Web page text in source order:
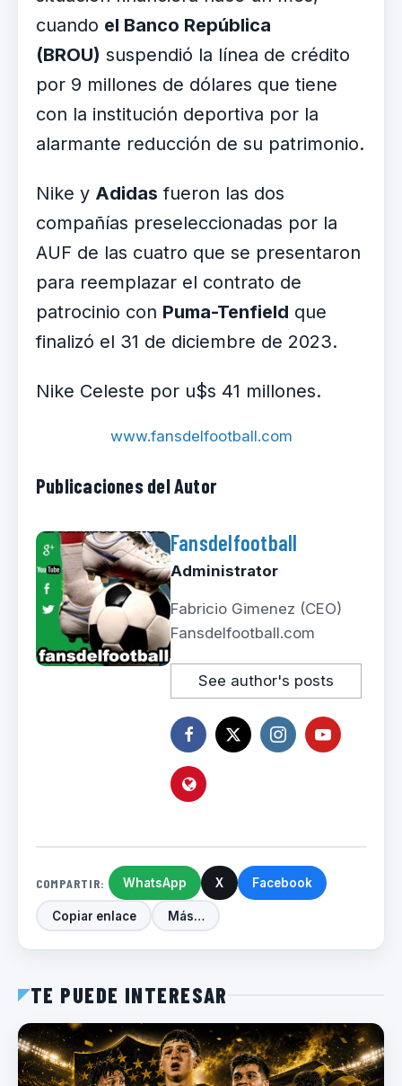
cuando el Banco República
(BROU) suspendió la línea de crédito
por 9 millones de dólares que tiene
con la institución deportiva por la
alarmante reducción de su patrimonio.
Nike y Adidas fueron las dos
compañías preseleccionadas por la
AUF de las cuatro que se presentaron
para reemplazar el contrato de
patrocinio con Puma-Tenfield que
finalizó el 31 de diciembre de 2023.
Nike Celeste por u$s 41 millones.
www.fansdelfootball.com
Publicaciones del Autor
Fansdelfootball
Administrator
Fabricio Gimenez (CEO)
Fansdelfootball.com
See author's posts
COMPARTIR: WhatsApp X Facebook
Copiar enlace Más…
TE PUEDE INTERESAR